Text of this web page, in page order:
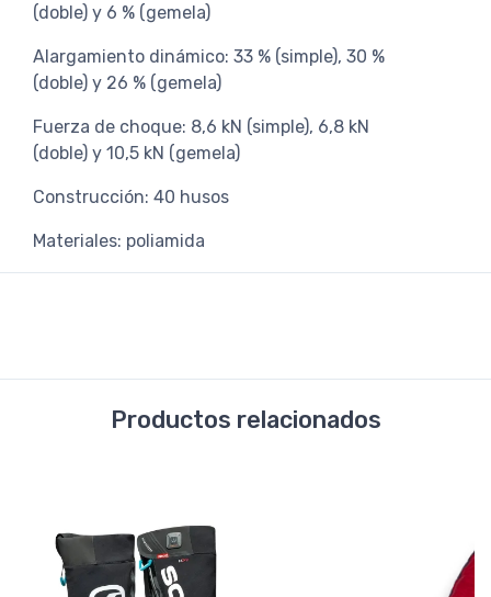
(doble) y 6 % (gemela)
Alargamiento dinámico: 33 % (simple), 30 %
(doble) y 26 % (gemela)
Fuerza de choque: 8,6 kN (simple), 6,8 kN
(doble) y 10,5 kN (gemela)
Construcción: 40 husos
Materiales: poliamida
Productos relacionados